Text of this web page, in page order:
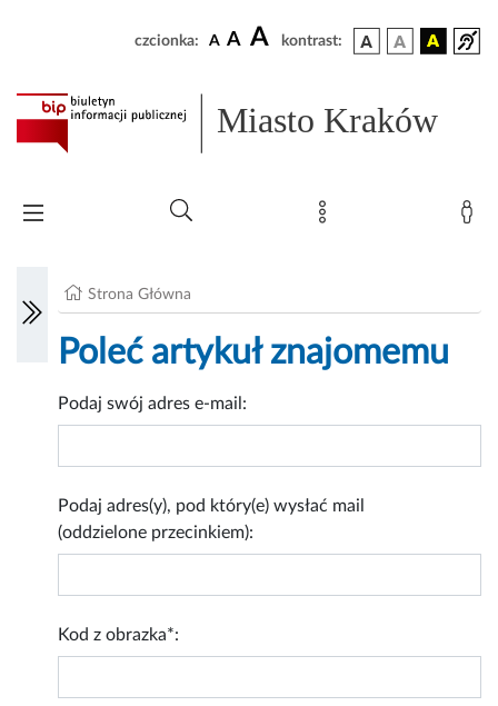
czcionka: A A A kontrast:
Miasto Kraków
Strona Główna
Poleć artykuł znajomemu
Podaj swój adres e-mail:
Podaj adres(y), pod który(e) wysłać mail
(oddzielone przecinkiem):
Kod z obrazka*: